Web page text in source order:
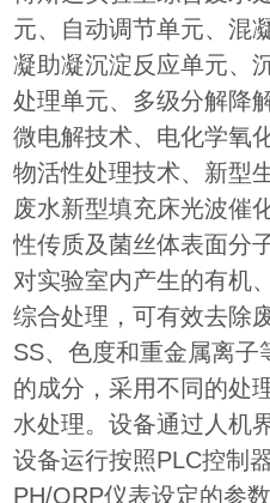
元、自动调节单元、混
凝助凝沉淀反应单元、
处理单元、多级分解降
微电解技术、电化学氧
物活性处理技术、新型
废水新型填充床光波催
性传质及菌丝体表面分
对实验室内产生的有机
综合处理，可有效去除
SS、色度和重金属离子
的成分，采用不同的处
水处理。设备通过人机
设备运行按照PLC控制
PH/ORP仪表设定的参